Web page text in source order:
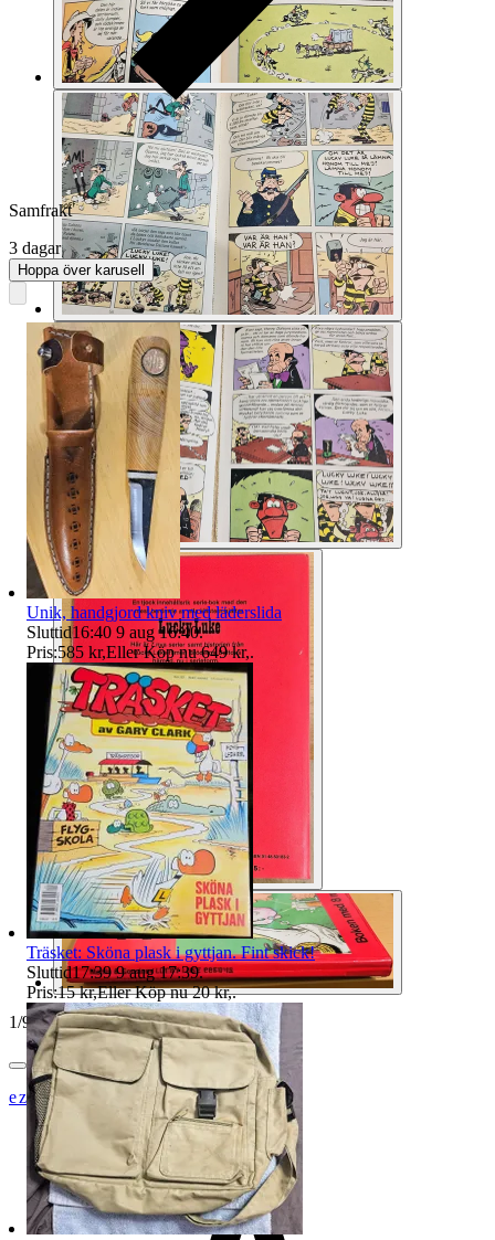
1/9
ezzz_ezzz
Samfrakt
3 dagar
Hoppa över karusell
Unik, handgjord kniv med läderslida
Sluttid16:40 9 aug 16:40.
Pris:585 kr,Eller Köp nu 649 kr,.
Träsket: Sköna plask i gyttjan. Fint skick!
Sluttid17:39 9 aug 17:39.
Pris:15 kr,Eller Köp nu 20 kr,.